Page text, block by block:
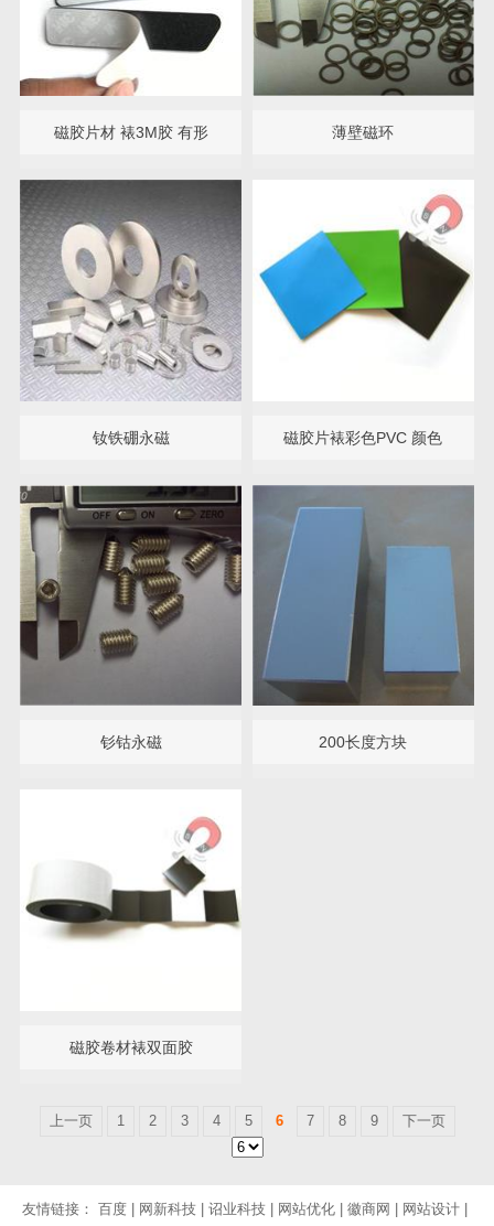
磁胶片材 裱3M胶 有形 薄壁磁环
钕铁硼永磁 磁胶片裱彩色PVC 颜色
钐钴永磁 200长度方块
磁胶卷材裱双面胶
上一页 1 2 3 4 5 6 7 8 9 下一页
友情链接： 百度 网新科技 诏业科技 网站优化 徽商网 网站设计